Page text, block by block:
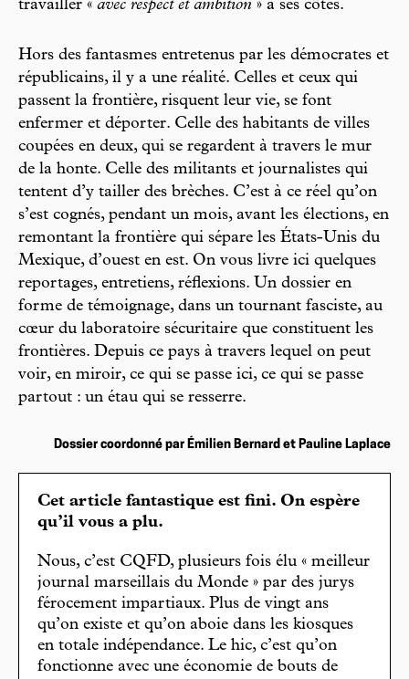
travailler « avec respect et ambition » à ses côtés.
Hors des fantasmes entretenus par les démocrates et
républicains, il y a une réalité. Celles et ceux qui
passent la frontière, risquent leur vie, se font
enfermer et déporter. Celle des habitants de villes
coupées en deux, qui se regardent à travers le mur
de la honte. Celle des militants et journalistes qui
tentent d’y tailler des brèches. C’est à ce réel qu’on
s’est cognés, pendant un mois, avant les élections, en
remontant la frontière qui sépare les États-Unis du
Mexique, d’ouest en est. On vous livre ici quelques
reportages, entretiens, réflexions. Un dossier en
forme de témoignage, dans un tournant fasciste, au
cœur du laboratoire sécuritaire que constituent les
frontières. Depuis ce pays à travers lequel on peut
voir, en miroir, ce qui se passe ici, ce qui se passe
partout : un étau qui se resserre.
Dossier coordonné par Émilien Bernard et Pauline Laplace
Cet article fantastique est fini. On espère
qu’il vous a plu.
Nous, c’est CQFD, plusieurs fois élu « meilleur
journal marseillais du Monde » par des jurys
férocement impartiaux. Plus de vingt ans
qu’on existe et qu’on aboie dans les kiosques
en totale indépendance. Le hic, c’est qu’on
fonctionne avec une économie de bouts de